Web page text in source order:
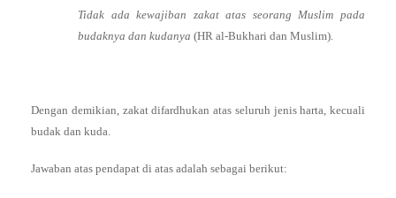
Tidak ada kewajiban zakat atas seorang Muslim pada
budaknya dan kudanya(HR al-Bukhari dan Muslim).
Dengan demikian, zakat difardhukan atas seluruh jenis harta, kecuali
budak dan kuda.
Jawaban atas pendapat di atas adalah sebagai berikut: